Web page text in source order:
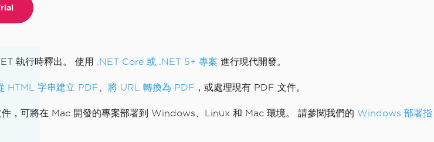
執行時釋出。 使用 .NET Core 或 .NET 5+ 專案 進行現代開發。
HTML 字串建立 PDF 將 URL 轉換為 PDF ，或處理現有 PDF 文件。
，可將在 Mac 開發的專案部署到 Windows、Linux 和 Mac 環境。 請參閱我們的 Windows 部署指